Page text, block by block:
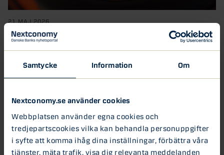
Samtycke Information Om
Nextconomy.se använder cookies
Webbplatsen använder egna cookies och
tredjepartscookies vilka kan behandla personuppgifter
i syfte att komma ihåg dina inställningar, förbättra våra
tjänster, mäta trafik, visa dig relevanta meddelanden
21 MAJ 2026
Sista minuten-resor: Så bokar du smart och
undviker fallgropar
Att boka en sista minuten-resa kan vara ett bra sätt att få en
härlig semester till...
Hur får man råd med en
renovering?